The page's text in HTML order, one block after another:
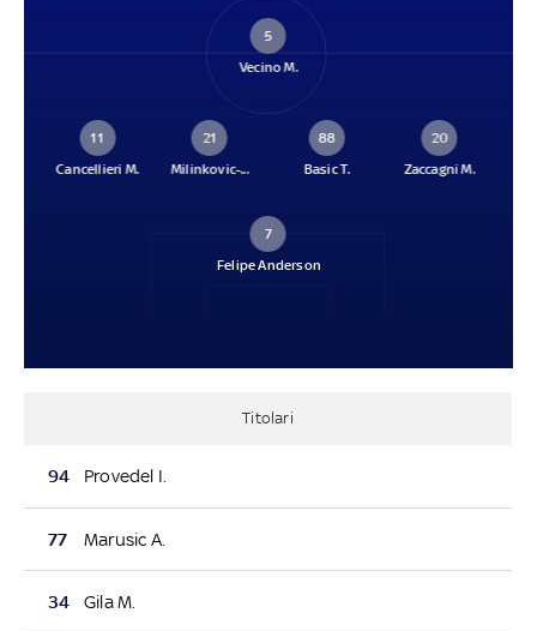
5
Vecino M.
11
Cancellieri M.
21
Milinkovic-...
88
Basic T.
20
Zaccagni M.
7
Felipe Anderson
Titolari
94 Provedel I.
77 Marusic A.
34 Gila M.